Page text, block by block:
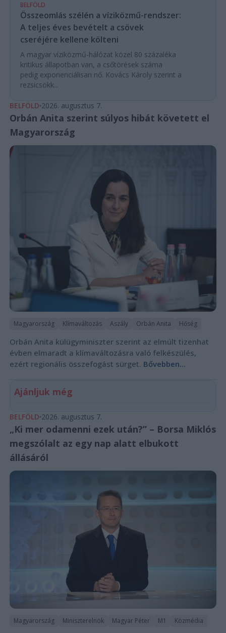
BELFÖLD
Összeomlás szélén a víziközmű-rendszer:
A teljes éves bevételt a csövek
cseréjére kellene költeni
A magyar víziközmű-hálózat közel 80 százaléka
kritikus állapotban van, a csőtörések száma
pedig exponenciálisan nő. Kovács Károly szerint a
rezsicsökk...
BELFÖLD 2026. augusztus 7.
Orbán Anita szerint súlyos hibát követett el
Magyarország
Magyarország Klímaváltozás Aszály Orbán Anita Hőség
Orbán Anita külügyminiszter szerint az elmúlt tizenhat
évben elmaradt a klímaváltozásra való felkészülés,
ezért regionális összefogást sürget. Bővebben...
Ajánljuk még
BELFÖLD 2026. augusztus 7.
„Ki mer odamenni ezek után?” – Borsa Miklós
megszólalt az egy nap alatt elbukott
állásáról
Magyarország Miniszterelnök Magyar Péter M1 Közmédia